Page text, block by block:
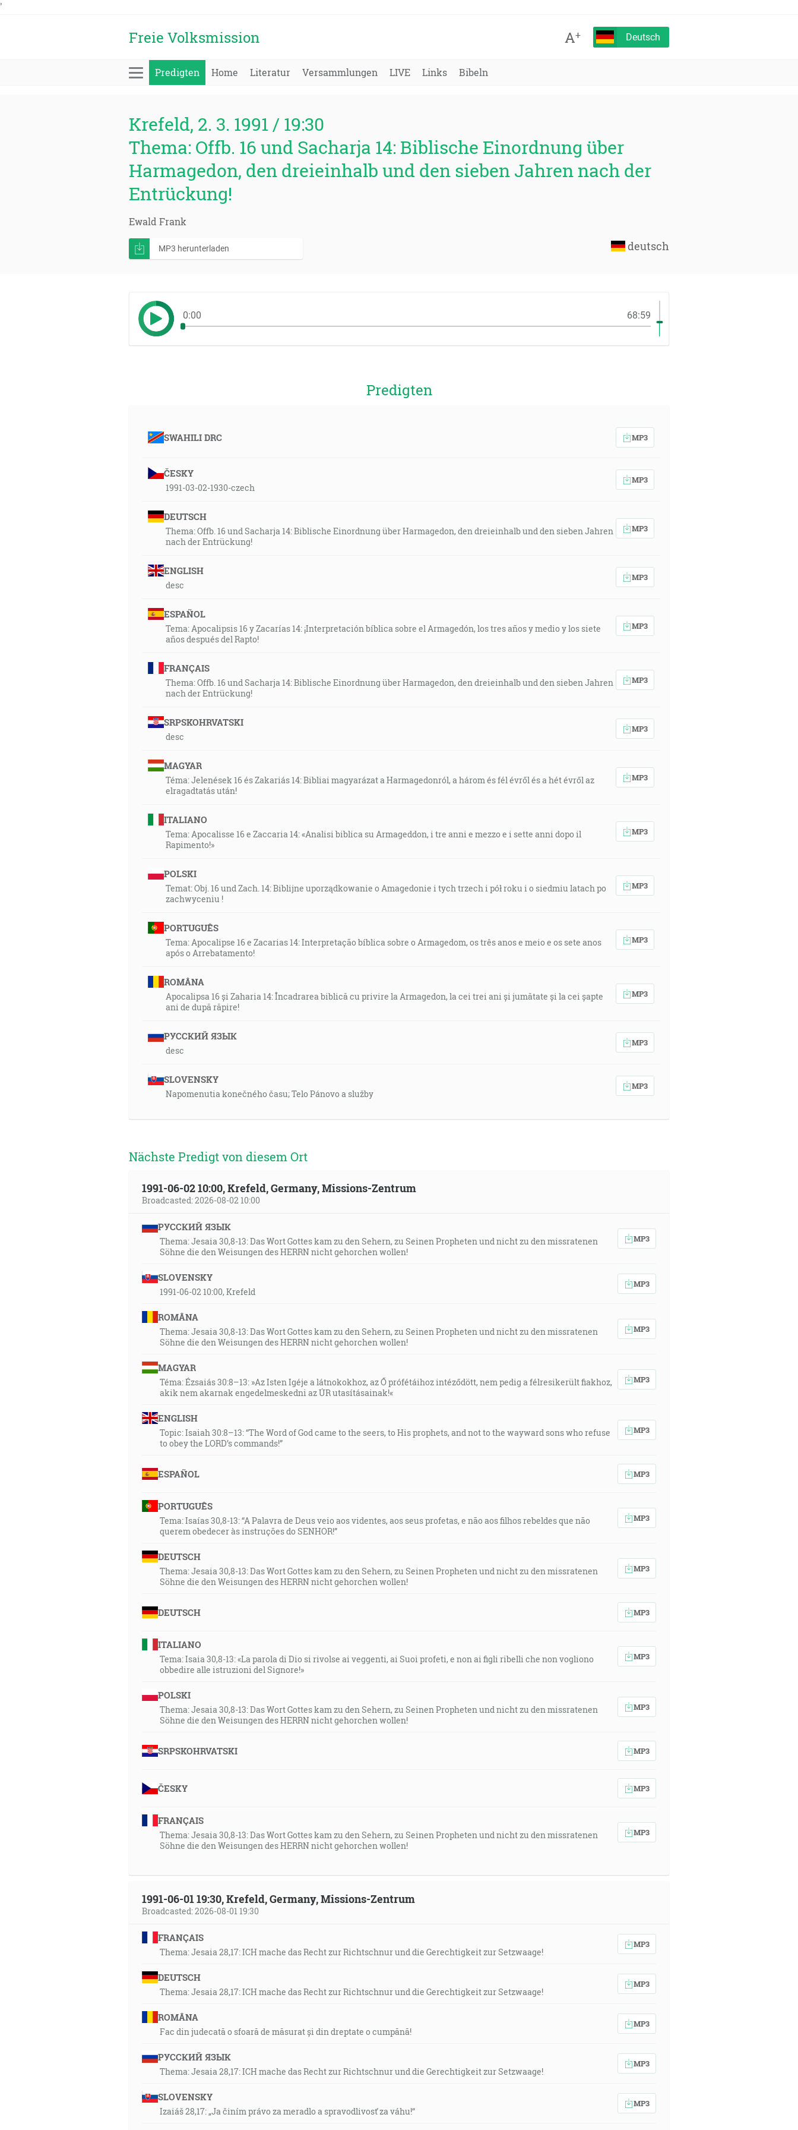
'
Freie Volksmission A+ Deutsch
Predigten Home Literatur Versammlungen LIVE Links Bibeln
Krefeld, 2. 3. 1991 / 19:30
Thema: Offb. 16 und Sacharja 14: Biblische Einordnung über
Harmagedon, den dreieinhalb und den sieben Jahren nach der
Entrückung!
Ewald Frank
deutsch
MP3 herunterladen
0:00 68:59
Predigten
SWAHILI DRC MP3
ČESKY
1991-03-02-1930-czech
MP3
DEUTSCH
Thema: Offb. 16 und Sacharja 14: Biblische Einordnung über Harmagedon, den dreieinhalb und den sieben Jahren
nach der Entrückung!
MP3
ENGLISH
desc
MP3
ESPAÑOL
Tema: Apocalipsis 16 y Zacarías 14: ¡Interpretación bíblica sobre el Armagedón, los tres años y medio y los siete
años después del Rapto!
MP3
FRANÇAIS
Thema: Offb. 16 und Sacharja 14: Biblische Einordnung über Harmagedon, den dreieinhalb und den sieben Jahren
nach der Entrückung!
MP3
SRPSKOHRVATSKI
desc
MP3
MAGYAR
Téma: Jelenések 16 és Zakariás 14: Bibliai magyarázat a Harmagedonról, a három és fél évről és a hét évről az
elragadtatás után!
MP3
ITALIANO
Tema: Apocalisse 16 e Zaccaria 14: «Analisi biblica su Armageddon, i tre anni e mezzo e i sette anni dopo il
Rapimento!»
MP3
POLSKI
Temat: Obj. 16 und Zach. 14: Biblijne uporządkowanie o Amagedonie i tych trzech i pół roku i o siedmiu latach po
zachwyceniu !
MP3
PORTUGUÊS
Tema: Apocalipse 16 e Zacarias 14: Interpretação bíblica sobre o Armagedom, os três anos e meio e os sete anos
após o Arrebatamento!
MP3
ROMÂNA
Apocalipsa 16 și Zaharia 14: Încadrarea biblică cu privire la Armagedon, la cei trei ani și jumătate și la cei șapte
ani de după răpire!
MP3
РУССКИЙ ЯЗЫК
desc
MP3
SLOVENSKY
Napomenutia konečného času; Telo Pánovo a služby
MP3
Nächste Predigt von diesem Ort
1991-06-02 10:00, Krefeld, Germany, Missions-Zentrum
Broadcasted: 2026-08-02 10:00
РУССКИЙ ЯЗЫК
Thema: Jesaia 30,8-13: Das Wort Gottes kam zu den Sehern, zu Seinen Propheten und nicht zu den missratenen
Söhne die den Weisungen des HERRN nicht gehorchen wollen!
MP3
SLOVENSKY
1991-06-02 10:00, Krefeld
MP3
ROMÂNA
Thema: Jesaia 30,8-13: Das Wort Gottes kam zu den Sehern, zu Seinen Propheten und nicht zu den missratenen
Söhne die den Weisungen des HERRN nicht gehorchen wollen!
MP3
MAGYAR
Téma: Ézsaiás 30:8–13: »Az Isten Igéje a látnokokhoz, az Ő prófétáihoz intéződött, nem pedig a félresikerült fiakhoz,
akik nem akarnak engedelmeskedni az ÚR utasításainak!«
MP3
ENGLISH
Topic: Isaiah 30:8–13: “The Word of God came to the seers, to His prophets, and not to the wayward sons who refuse
to obey the LORD’s commands!”
MP3
ESPAÑOL MP3
PORTUGUÊS
Tema: Isaías 30,8-13: “A Palavra de Deus veio aos videntes, aos seus profetas, e não aos filhos rebeldes que não
querem obedecer às instruções do SENHOR!”
MP3
DEUTSCH
Thema: Jesaia 30,8-13: Das Wort Gottes kam zu den Sehern, zu Seinen Propheten und nicht zu den missratenen
Söhne die den Weisungen des HERRN nicht gehorchen wollen!
MP3
DEUTSCH MP3
ITALIANO
Tema: Isaia 30,8-13: «La parola di Dio si rivolse ai veggenti, ai Suoi profeti, e non ai figli ribelli che non vogliono
obbedire alle istruzioni del Signore!»
MP3
POLSKI
Thema: Jesaia 30,8-13: Das Wort Gottes kam zu den Sehern, zu Seinen Propheten und nicht zu den missratenen
Söhne die den Weisungen des HERRN nicht gehorchen wollen!
MP3
SRPSKOHRVATSKI MP3
ČESKY MP3
FRANÇAIS
Thema: Jesaia 30,8-13: Das Wort Gottes kam zu den Sehern, zu Seinen Propheten und nicht zu den missratenen
Söhne die den Weisungen des HERRN nicht gehorchen wollen!
MP3
1991-06-01 19:30, Krefeld, Germany, Missions-Zentrum
Broadcasted: 2026-08-01 19:30
FRANÇAIS
Thema: Jesaia 28,17: ICH mache das Recht zur Richtschnur und die Gerechtigkeit zur Setzwaage!
MP3
DEUTSCH
Thema: Jesaia 28,17: ICH mache das Recht zur Richtschnur und die Gerechtigkeit zur Setzwaage!
MP3
ROMÂNA
Fac din judecată o sfoară de măsurat și din dreptate o cumpănă!
MP3
РУССКИЙ ЯЗЫК
Thema: Jesaia 28,17: ICH mache das Recht zur Richtschnur und die Gerechtigkeit zur Setzwaage!
MP3
SLOVENSKY
Izaiáš 28,17: „Ja činím právo za meradlo a spravodlivosť za váhu!“
MP3